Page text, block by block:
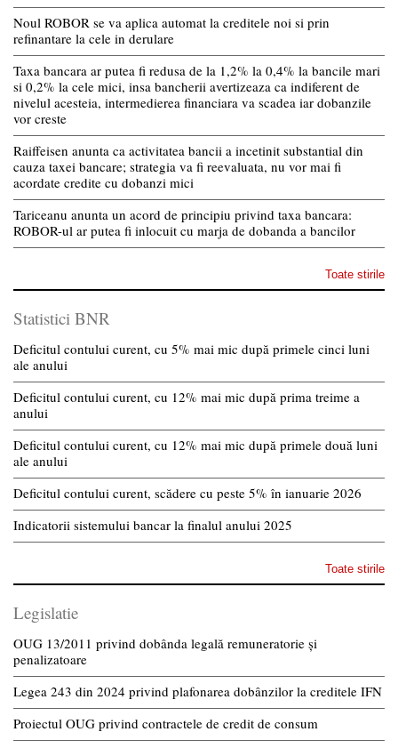
Noul ROBOR se va aplica automat la creditele noi si prin
refinantare la cele in derulare
Taxa bancara ar putea fi redusa de la 1,2% la 0,4% la bancile mari
si 0,2% la cele mici, insa bancherii avertizeaza ca indiferent de
nivelul acesteia, intermedierea financiara va scadea iar dobanzile
vor creste
Raiffeisen anunta ca activitatea bancii a incetinit substantial din
cauza taxei bancare; strategia va fi reevaluata, nu vor mai fi
acordate credite cu dobanzi mici
Tariceanu anunta un acord de principiu privind taxa bancara:
ROBOR-ul ar putea fi inlocuit cu marja de dobanda a bancilor
Toate stirile
Statistici BNR
Deficitul contului curent, cu 5% mai mic după primele cinci luni
ale anului
Deficitul contului curent, cu 12% mai mic după prima treime a
anului
Deficitul contului curent, cu 12% mai mic după primele două luni
ale anului
Deficitul contului curent, scădere cu peste 5% în ianuarie 2026
Indicatorii sistemului bancar la finalul anului 2025
Toate stirile
Legislatie
OUG 13/2011 privind dobânda legală remuneratorie și
penalizatoare
Legea 243 din 2024 privind plafonarea dobânzilor la creditele IFN
Proiectul OUG privind contractele de credit de consum